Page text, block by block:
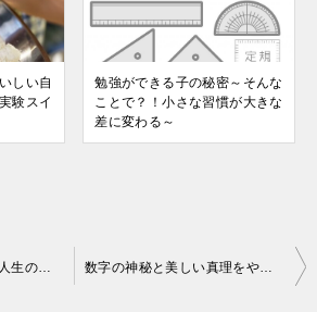
しい自
験スイ
勉強ができる子の秘密～そんな
ことで？！小さな習慣が大きな
差に変わる～
このたった１０カ条が人生の意味を教えてくれる 数字の神秘と美しい真理をやさしく紐解いてくれる一冊